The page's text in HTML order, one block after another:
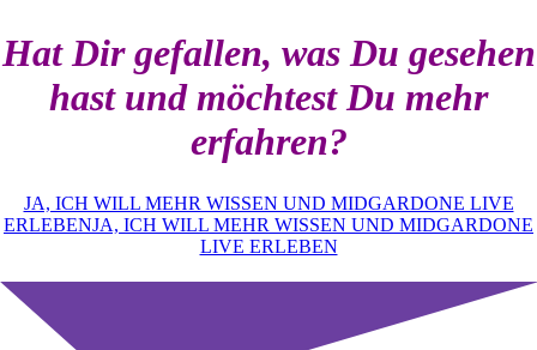
Hat Dir gefallen, was Du gesehen
hast und möchtest Du mehr
erfahren?
JA, ICH WILL MEHR WISSEN UND MIDGARDONE LIVE
ERLEBENJA, ICH WILL MEHR WISSEN UND MIDGARDONE
LIVE ERLEBEN